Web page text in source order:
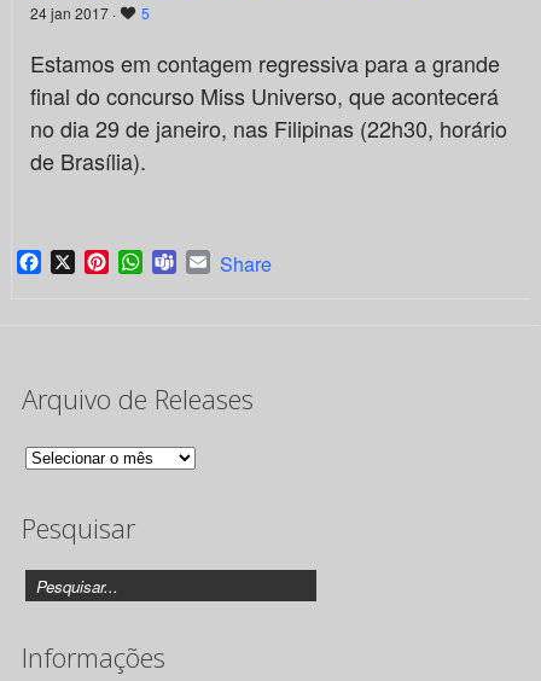
24 jan 2017 · 5
Estamos em contagem regressiva para a grande
final do concurso Miss Universo, que acontecerá
no dia 29 de janeiro, nas Filipinas (22h30, horário
de Brasília).
Facebook
X PinterestWhatsApp
TeamsEmail
Share
Arquivo de Releases
Arquivo
Releases
Pesquisar
Informações